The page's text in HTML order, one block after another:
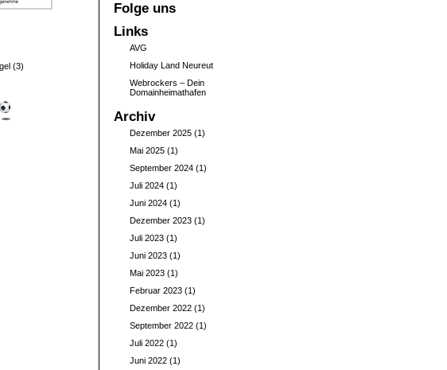
Folge uns
Links
AVG
Holiday Land Neureut
Webrockers – Dein
Domainheimathafen
Archiv
Dezember 2025(1)
Mai 2025(1)
September 2024(1)
Juli 2024(1)
Juni 2024(1)
Dezember 2023(1)
Juli 2023(1)
Juni 2023(1)
Mai 2023(1)
Februar 2023(1)
Dezember 2022(1)
September 2022(1)
Juli 2022(1)
Juni 2022(1)
(3)